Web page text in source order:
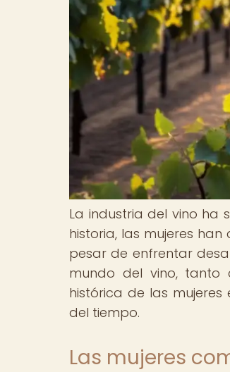
La industria del vino
historia, las mujeres
pesar de enfrentar
mundo del vino, tanto
histórica de las
del tiempo.
Las mujeres